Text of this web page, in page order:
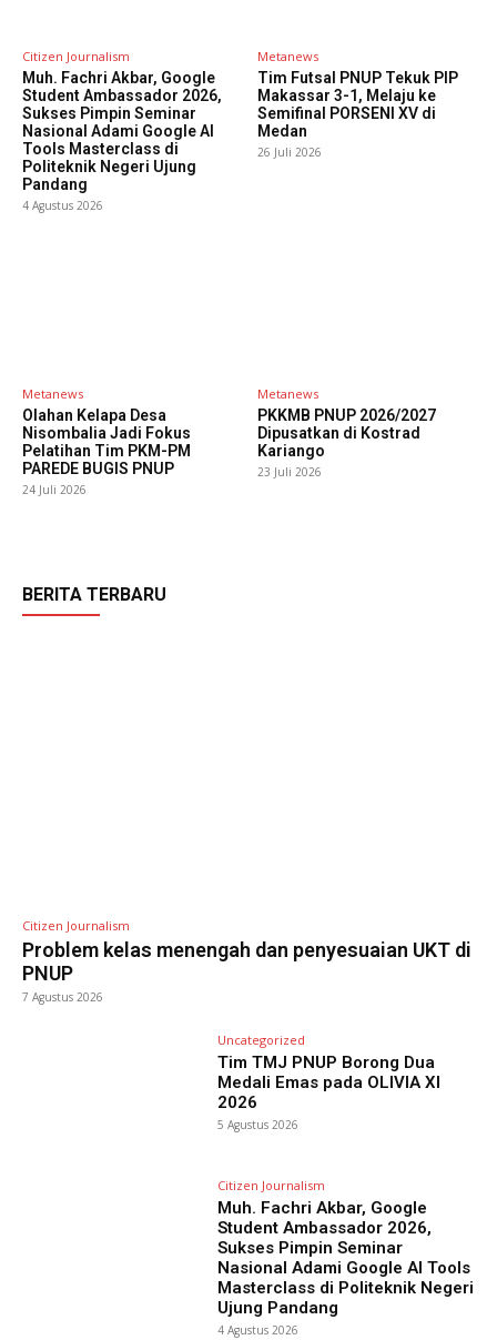
Citizen Journalism
Muh. Fachri Akbar, Google
Student Ambassador 2026,
Sukses Pimpin Seminar
Nasional Adami Google AI
Tools Masterclass di
Politeknik Negeri Ujung
Pandang
4 Agustus 2026
Metanews
Tim Futsal PNUP Tekuk PIP
Makassar 3-1, Melaju ke
Semifinal PORSENI XV di
Medan
26 Juli 2026
Metanews
Olahan Kelapa Desa
Nisombalia Jadi Fokus
Pelatihan Tim PKM-PM
PAREDE BUGIS PNUP
24 Juli 2026
Metanews
PKKMB PNUP 2026/2027
Dipusatkan di Kostrad
Kariango
23 Juli 2026
BERITA TERBARU
Citizen Journalism
Problem kelas menengah dan penyesuaian UKT di
PNUP
7 Agustus 2026
Uncategorized
Tim TMJ PNUP Borong Dua
Medali Emas pada OLIVIA XI
2026
5 Agustus 2026
Citizen Journalism
Muh. Fachri Akbar, Google
Student Ambassador 2026,
Sukses Pimpin Seminar
Nasional Adami Google AI Tools
Masterclass di Politeknik Negeri
Ujung Pandang
4 Agustus 2026